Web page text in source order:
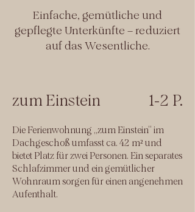
Einfache, gemütliche und
gepflegte Unterkünfte – reduziert
auf das Wesentliche.
zum Einstein 1-2 P.
Die Ferienwohnung „zum Einstein“ im
Dachgeschoß umfasst ca. 42 m² und
bietet Platz für zwei Personen. Ein separates
Schlafzimmer und ein gemütlicher
Wohnraum sorgen für einen angenehmen
Aufenthalt.